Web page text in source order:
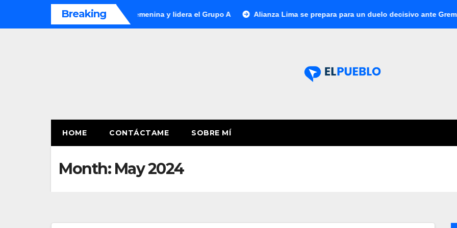
Breaking
en la Copa América Femenina y lidera el Grupo A Alianza Lima se prepara para un duelo decisivo ante Gremio por la
HOME CONTÁCTAME SOBRE MÍ
Month: May 2024